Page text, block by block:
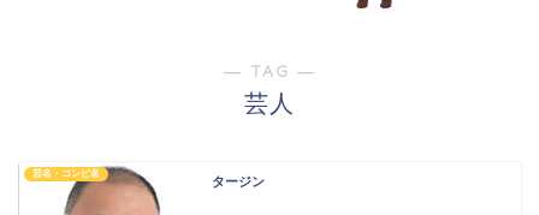
― TAG ―
芸人
芸名・コンビ名
タージン